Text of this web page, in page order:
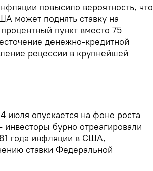
повысило вероятность, что
может поднять ставку на
пункт вместо 75
денежно-кредитной
рецессии в крупнейшей
июля опускается на фоне роста
бурно отреагировали
года инфляции в США,
ставки Федеральной